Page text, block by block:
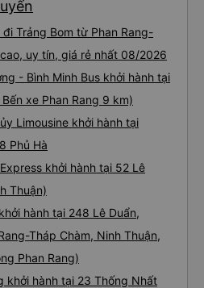
Trảng Bom từ Phan Rang-
uy tín, giá rẻ nhất 08/2026
- Bình Minh Bus khởi hành tại
xe Phan Rang 9 km)
Limousine khởi hành tại
Phủ Hà
khởi hành tại 52 Lê
Thuận)
hành tại 248 Lê Duẩn,
Tháp Chàm, Ninh Thuận,
Phan Rang)
khởi hành tại 23 Thống Nhất